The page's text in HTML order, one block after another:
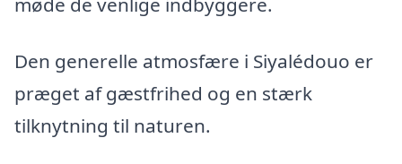
Den generelle atmosfære i Siyalédouo er
præget af gæstfrihed og en stærk
tilknytning til naturen.